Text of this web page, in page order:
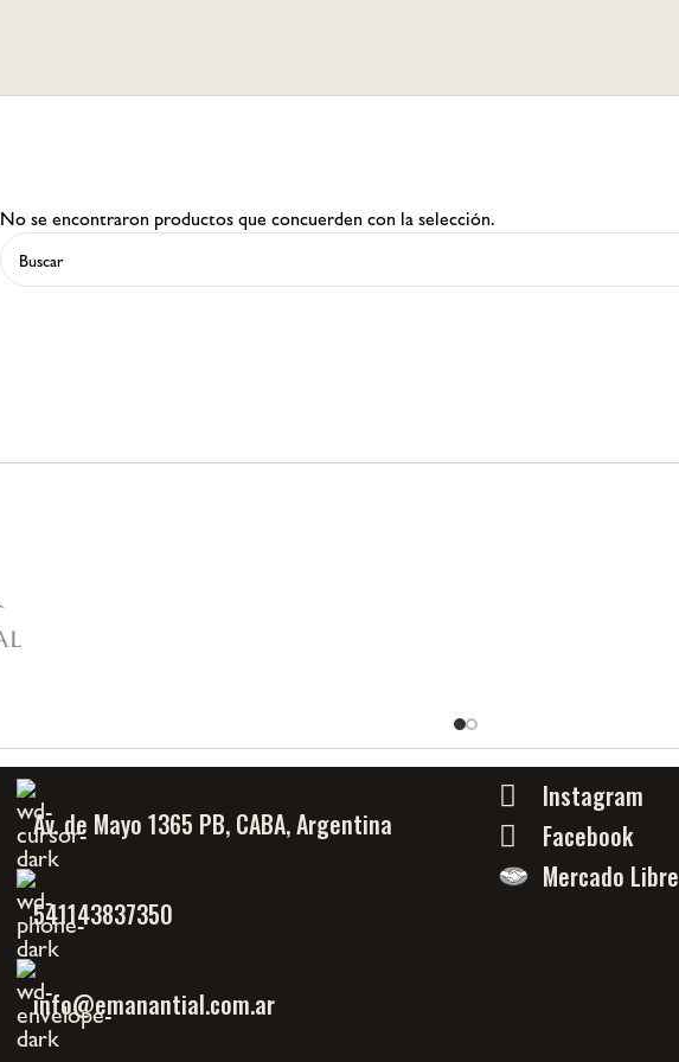
No se encontraron productos que concuerden con la selección.
Av. de Mayo 1365 PB, CABA, Argentina
541143837350
info@emanantial.com.ar
Instagram
Facebook
Mercado Libre